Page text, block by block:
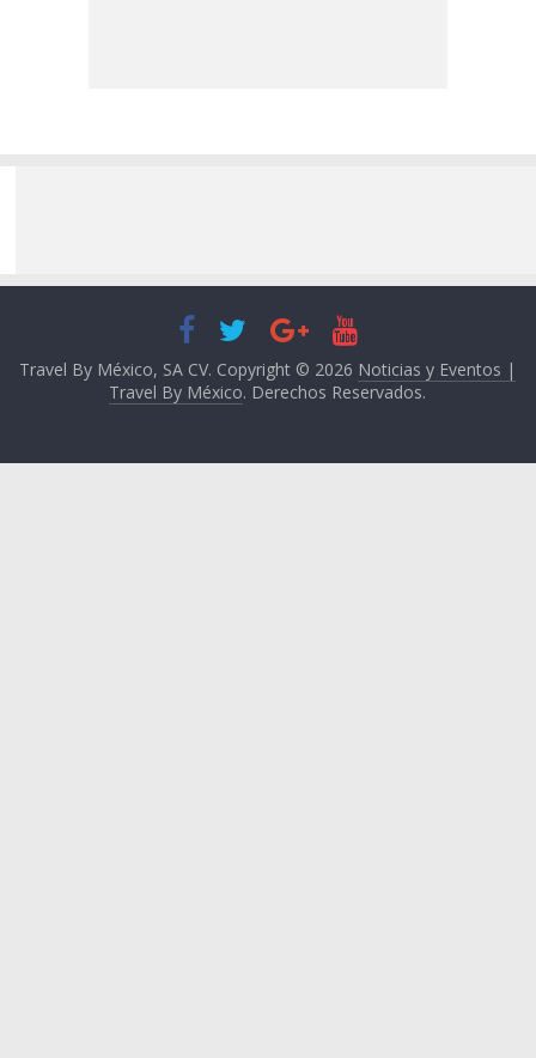
Travel By México, SA CV. Copyright © 2026 Noticias y Eventos |
Travel By México. Derechos Reservados.